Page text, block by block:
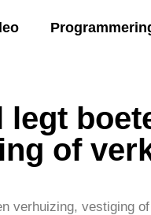
legt
of
verhuizing, vestiging